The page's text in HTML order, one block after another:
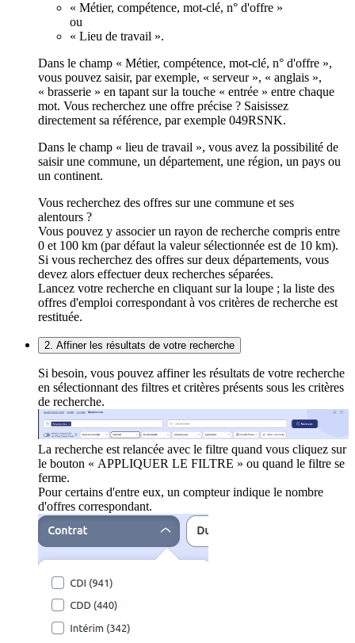
« Métier, compétence, mot-clé, n° d'offre »
ou
« Lieu de travail ».
Dans le champ « Métier, compétence, mot-clé, n° d'offre »,
vous pouvez saisir, par exemple, « serveur », « anglais »,
« brasserie » en tapant sur la touche « entrée » entre chaque
mot. Vous recherchez une offre précise ? Saisissez
directement sa référence, par exemple 049RSNK.
Dans le champ « lieu de travail », vous avez la possibilité de
saisir une commune, un département, une région, un pays ou
un continent.
Vous recherchez des offres sur une commune et ses
alentours ?
Vous pouvez y associer un rayon de recherche compris entre
0 et 100 km (par défaut la valeur sélectionnée est de 10 km).
Si vous recherchez des offres sur deux départements, vous
devez alors effectuer deux recherches séparées.
Lancez votre recherche en cliquant sur la loupe ; la liste des
offres d'emploi correspondant à vos critères de recherche est
restituée.
2. Affiner les résultats de votre recherche
Si besoin, vous pouvez affiner les résultats de votre recherche
en sélectionnant des filtres et critères présents sous les critères
de recherche.
La recherche est relancée avec le filtre quand vous cliquez sur
le bouton « APPLIQUER LE FILTRE » ou quand le filtre se
ferme.
Pour certains d'entre eux, un compteur indique le nombre
d'offres correspondant.